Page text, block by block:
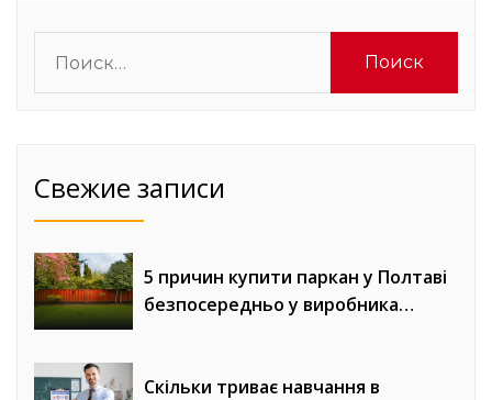
Свежие записи
5 причин купити паркан у Полтаві
безпосередньо у виробника
Скільки триває навчання в